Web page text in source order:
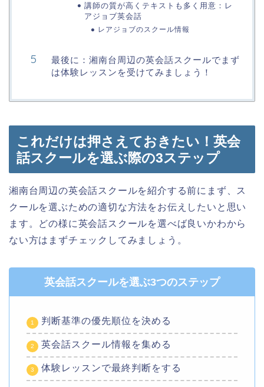
講師の質が高くテキストも多く用意：レ
アジョブ英会話
レアジョブのスクール情報
最後に：湘南台周辺の英会話スクールでまず
は体験レッスンを受けてみましょう！
これだけは押さえておきたい！英会
話スクールを選ぶ際の3ステップ
湘南台周辺の英会話スクールを紹介する前にまず、ス
クールを選ぶための適切な方法をお伝えしたいと思い
ます。どの様に英会話スクールを選べば良いかわから
ない方はまずチェックしてみましょう。
英会話スクールを選ぶ3つのステップ
判断基準の優先順位を決める
英会話スクール情報を集める
体験レッスンで最終判断をする